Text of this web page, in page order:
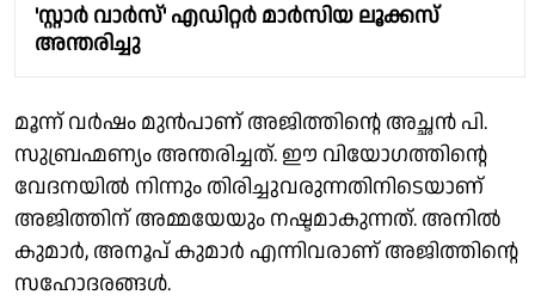
'സ്റ്റാർ വാർസ്' എഡിറ്റർ മാർസിയ ലൂക്കസ്
അന്തരിച്ചു
മൂന്ന് വര്‍ഷം മുൻപാണ് അജിത്തിന്റെ അച്ഛന്‍ പി.
സുബ്രഹ്മണ്യം അന്തരിച്ചത്. ഈ വിയോഗത്തിന്റെ
വേദനയില്‍ നിന്നും തിരിച്ചുവരുന്നതിനിടെയാണ്
അജിത്തിന് അമ്മയേയും നഷ്ടമാകുന്നത്. അനില്‍
കുമാര്‍, അനൂപ് കുമാര്‍ എന്നിവരാണ് അജിത്തിന്റെ
സഹോദരങ്ങള്‍.